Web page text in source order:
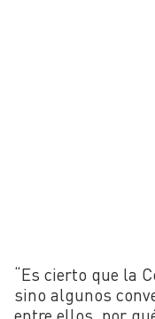
“Es cierto que la
sino algunos
entre ellos, por